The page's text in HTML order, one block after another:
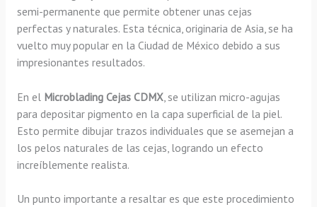
semi-permanente que permite obtener unas cejas
perfectas y naturales. Esta técnica, originaria de Asia, se ha
vuelto muy popular en la Ciudad de México debido a sus
impresionantes resultados.
En el Microblading Cejas CDMX, se utilizan micro-agujas
para depositar pigmento en la capa superficial de la piel.
Esto permite dibujar trazos individuales que se asemejan a
los pelos naturales de las cejas, logrando un efecto
increíblemente realista.
Un punto importante a resaltar es que este procedimiento